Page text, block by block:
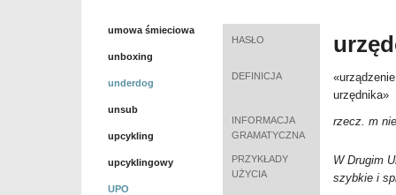
umowa śmieciowa
unboxing
underdog
unsub
upcykling
upcyklingowy
UPO
HASŁO
DEFINICJA
urzędnika»
INFORMACJA
GRAMATYCZNA
rzecz. m
PRZYKŁADY
UŻYCIA
W Drugim
szybkie i